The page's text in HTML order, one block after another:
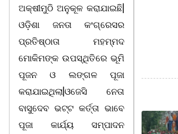
ଅକ୍ଷୀମୁଠି ଅନୁକୂଳ କରାଯାଇଛି|
ଓଡ଼ିଶା ଜନତା କଂଗ୍ରେସର
ପ୍ରତିଷ୍ଠାତା ମହମ୍ମଦ
ମୋକିମଙ୍କ ଉପସ୍ଥିତିରେ ଭୂମି
ପୂଜନ ଓ ଲଙ୍ଗଳ ପୂଜା
କରାଯାଇଥିଲା|ଓଜେସି ନେତା
ବାସୁଦେବ ଭଟ୍ଟ କର୍ତ୍ତା ଭାବେ
ପୂଜା କାର୍ଯ୍ୟ ସମ୍ପାଦନ